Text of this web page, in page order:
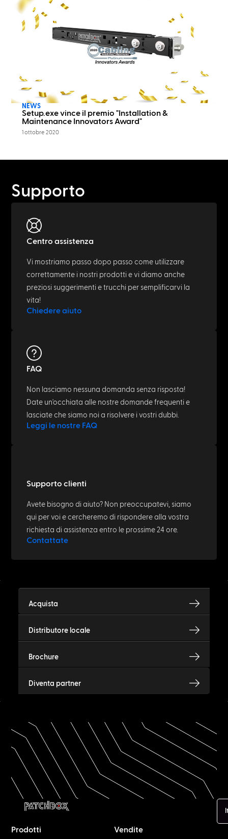
NEWS
Setup.exe vince il premio "Installation &
Maintenance Innovators Award"
1 ottobre 2020
Supporto
Centro assistenza
Vi mostriamo passo dopo passo come utilizzare
correttamente i nostri prodotti e vi diamo anche
preziosi suggerimenti e trucchi per semplificarvi la
vita!
Chiedere aiuto
FAQ
Non lasciamo nessuna domanda senza risposta!
Date un'occhiata alle nostre domande frequenti e
lasciate che siamo noi a risolvere i vostri dubbi.
Leggi le nostre FAQ
Supporto clienti
Avete bisogno di aiuto? Non preoccupatevi, siamo
qui per voi e cercheremo di rispondere alla vostra
richiesta di assistenza entro le prossime 24 ore.
Contattate
Acquista
Distributore locale
Brochure
Diventa partner
Prodotti Vendite